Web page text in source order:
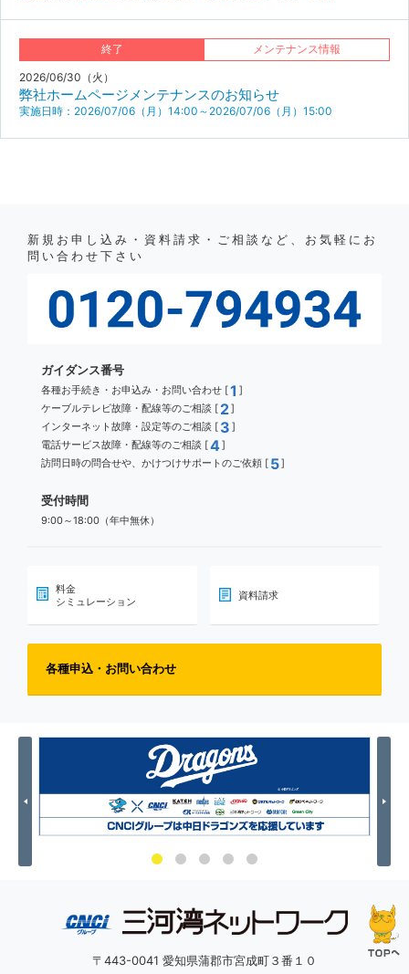
終了 メンテナンス情報
2026/06/30（火）
弊社ホームページメンテナンスのお知らせ
実施日時：2026/07/06（月）14:00～2026/07/06（月）15:00
新規お申し込み・資料請求・ご相談など、お気軽にお
問い合わせ下さい
ガイダンス番号
各種お手続き・お申込み・お問い合わせ [1 ]
ケーブルテレビ故障・配線等のご相談 [ 2]
インターネット故障・設定等のご相談 [ 3 ]
電話サービス故障・配線等のご相談 [4]
訪問日時の問合せや、かけつけサポートのご依頼 [ 5]
受付時間
9:00～18:00（年中無休）
料金
シミュレーション
資料請求
各種申込・お問い合わせ
Previous Next
〒443-0041 愛知県蒲郡市宮成町３番１０